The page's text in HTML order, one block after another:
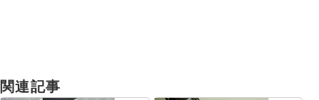
関連記事